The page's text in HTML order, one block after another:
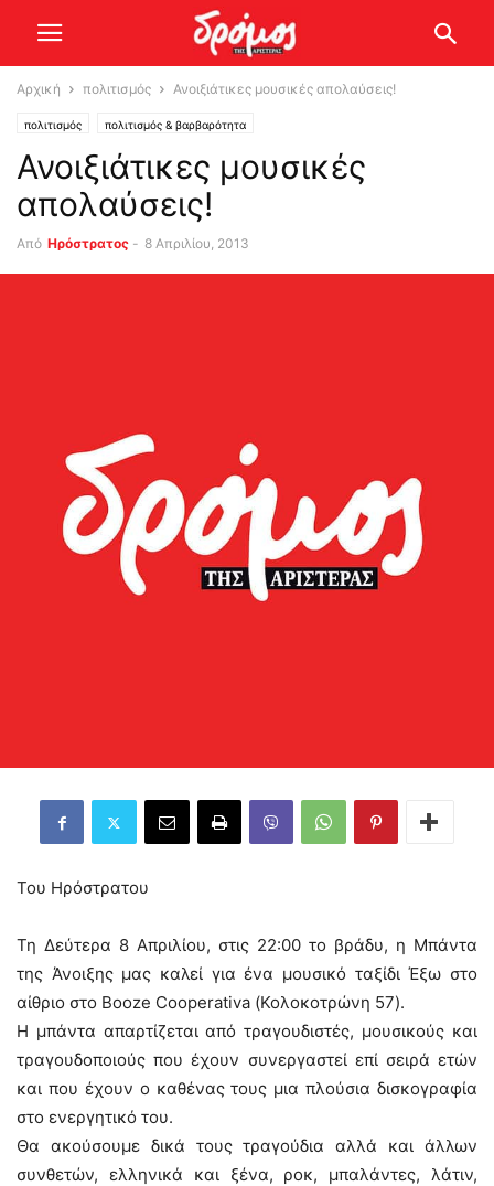
Αρχική πολιτισμός Ανοιξιάτικες μουσικές απολαύσεις!
πολιτισμός πολιτισμός & βαρβαρότητα
Ανοιξιάτικες μουσικές
απολαύσεις!
Από Ηρόστρατος - 8 Απριλίου, 2013
Του Ηρόστρατου
Τη Δεύτερα 8 Απριλίου, στις 22:00 το βράδυ, η Μπάντα
της Άνοιξης μας καλεί για ένα μουσικό ταξίδι Έξω στο
αίθριο στο Booze Cooperativa (Κολοκοτρώνη 57).
Η μπάντα απαρτίζεται από τραγουδιστές, μουσικούς και
τραγουδοποιούς που έχουν συνεργαστεί επί σειρά ετών
και που έχουν ο καθένας τους μια πλούσια δισκογραφία
στο ενεργητικό του.
Θα ακούσουμε δικά τους τραγούδια αλλά και άλλων
συνθετών, ελληνικά και ξένα, ροκ, μπαλάντες, λάτιν,